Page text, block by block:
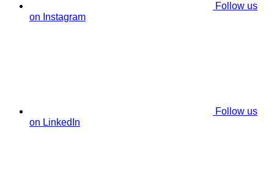
Follow us
on Instagram
Follow us
on LinkedIn